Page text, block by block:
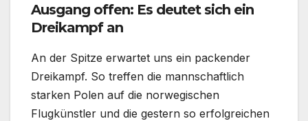
Ausgang offen: Es deutet sich ein
Dreikampf an
An der Spitze erwartet uns ein packender
Dreikampf. So treffen die mannschaftlich
starken Polen auf die norwegischen
Flugkünstler und die gestern so erfolgreichen